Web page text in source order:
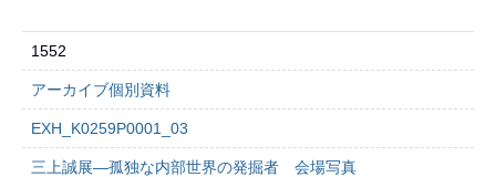
1552
アーカイブ個別資料
EXH_K0259P0001_03
三上誠展―孤独な内部世界の発掘者 会場写真